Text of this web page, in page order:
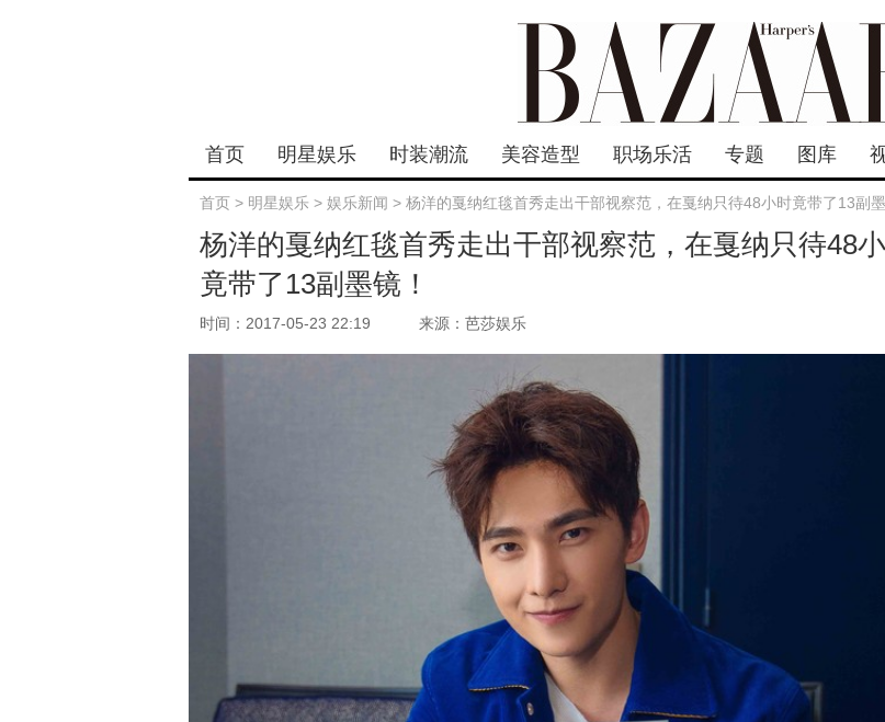
首页 明星娱乐 时装潮流 美容造型 职场乐活 专题 图库
首页 > 明星娱乐 > 娱乐新闻 > 杨洋的戛纳红毯首秀走出干部视察范，在戛纳只待48小时竟带了13副墨
杨洋的戛纳红毯首秀走出干部视察范，在戛纳只待48
竟带了13副墨镜！
时间：2017-05-23 22:19 来源：芭莎娱乐